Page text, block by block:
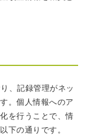
、記録管理がネッ
。個人情報へのア
を行うことで、情
下の通りです。